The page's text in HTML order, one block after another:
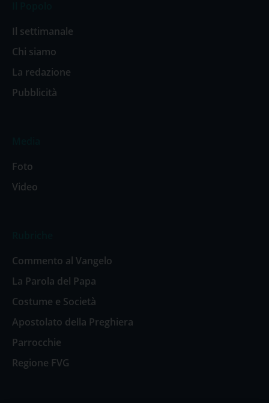
Il settimanale
Chi siamo
La redazione
Pubblicità
Foto
Video
Commento al Vangelo
La Parola del Papa
Costume e Società
Apostolato della Preghiera
Parrocchie
Regione FVG